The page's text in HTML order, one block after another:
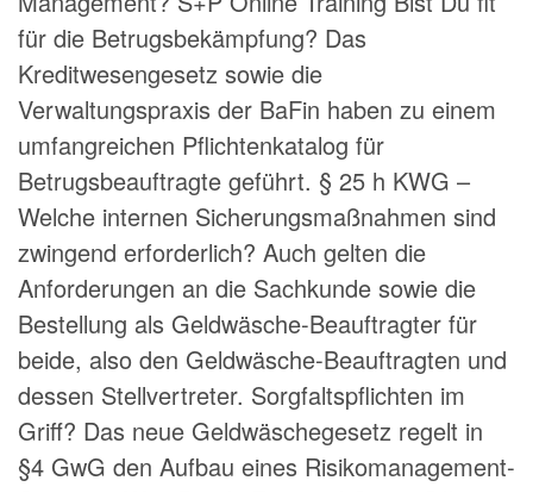
für die Betrugsbekämpfung? Das
Kreditwesengesetz sowie die
Verwaltungspraxis der BaFin haben zu einem
umfangreichen Pflichtenkatalog für
Betrugsbeauftragte geführt. § 25 h KWG –
Welche internen Sicherungsmaßnahmen sind
zwingend erforderlich? Auch gelten die
Anforderungen an die Sachkunde sowie die
Bestellung als Geldwäsche-Beauftragter für
beide, also den Geldwäsche-Beauftragten und
dessen Stellvertreter. Sorgfaltspflichten im
Griff? Das neue Geldwäschegesetz regelt in
§4 GwG den Aufbau eines Risikomanagement-